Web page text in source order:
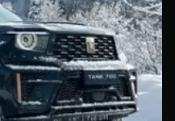
TANK 700
Сила признания
от 10 199 000 ₽